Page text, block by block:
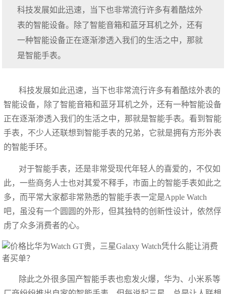
科技发展如此迅速，当下也非常流行许多有着酷炫外
表的智能设备。除了智能音箱和蓝牙耳机之外，还有
一种智能设备正在逐渐渗透入我们的生活之中，那就
是智能手表。
科技发展如此迅速，当下也非常流行许多有着酷炫外表的
智能设备，除了智能音箱和蓝牙耳机之外，还有一种智能设备
正在逐渐渗透入我们的生活之中，那就是智能手表。看到智能
手表，不少人还联想到智能手表的兄弟，它就是拥有方形外表
的智能手环。
对于智能手表，还是非常受现代年轻人的喜爱的，不仅如
此，一些商务人士也对其爱不释手，市面上的智能手表如此之
多，而平常大家都非常熟悉的智能手表一定是Apple Watch
吧，虽没有一个圆圆的外形，但其独特的创新性设计，依然俘
虏了众多消费者的心。
除此之外很多国产智能手表也愈发火爆，华为、小米系等